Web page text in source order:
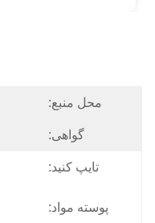
محل منبع:
گواهی:
تایپ کنید:
پوسته مواد: